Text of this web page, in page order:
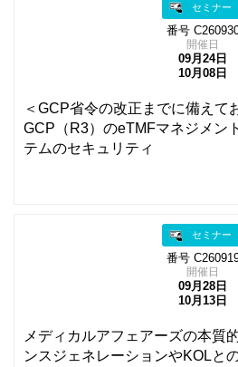
セミナー
番号
開催日
09月24日
10月08日
＜GCP省令の改正までに備えて
GCP（R3）のeTMFマネジメン
テムのセキュリティ
セミナー
番号
開催日
09月28日
10月13日
メディカルアフェアーズの本質
ンスジェネレーションやKOLと